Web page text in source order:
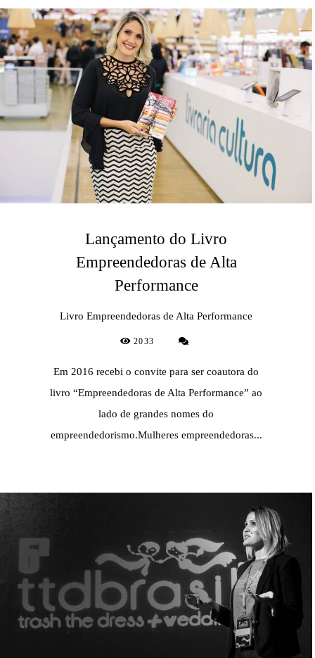
Lançamento do Livro
Empreendedoras de Alta
Performance
Livro Empreendedoras de Alta Performance
2033
Em 2016 recebi o convite para ser coautora do
livro “Empreendedoras de Alta Performance” ao
lado de grandes nomes do
empreendedorismo.Mulheres empreendedoras...